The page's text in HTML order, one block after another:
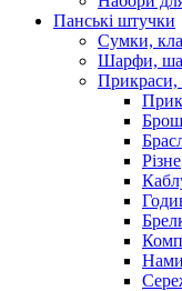
Панські штучки
Сумки,
Шарфи,
Прикраси,
Різне